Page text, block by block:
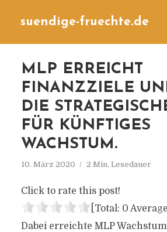
suendige-fruechte.de
MLP ERREICHT
FINANZZIELE
DIE
FÜR KÜNFTIGES
WACHSTUM.
10. März 2020 2 Min. Lesedauer
Click to rate this post!
[Total: 0
Dabei erreichte MLP